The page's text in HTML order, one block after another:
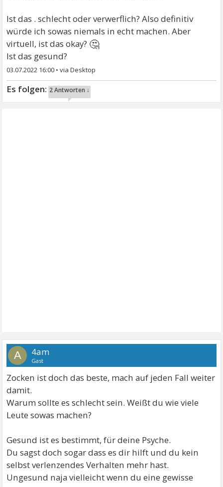
Ist das . schlecht oder verwerflich? Also definitiv
würde ich sowas niemals in echt machen. Aber
virtuell, ist das okay? 🤔
Ist das gesund?
03.07.2022 16:00 •
2 Antworten ↓
A 4am
Gast
Zocken ist doch das beste, mach auf jeden Fall weiter
damit.
Warum sollte es schlecht sein. Weißt du wie viele
Leute sowas machen?
Gesund ist es bestimmt, für deine Psyche.
Du sagst doch sogar dass es dir hilft und du kein
selbst verlenzendes Verhalten mehr hast.
Ungesund naja vielleicht wenn du eine gewisse